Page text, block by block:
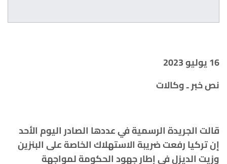
16 يوليو 2023
نص خبر ـ وكالات
قالت الجريدة الرسمية في عددها الصادر اليوم الأحد
إن تركيا رفعت ضريبة الاستهلاك الخاصة على البنزين
وزيت الديزل في إطار جهود الحكومة لمواجهة